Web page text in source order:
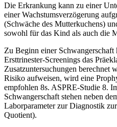
Die Erkrankung kann zu einer
einer Wachstumsverzögerung
(Schwäche des Mutterkuchens)
sowohl für das Kind als auch die
Zu Beginn einer Schwangerschaft
Ersttrinester-Screenings das
Zusatzuntersuchungen berechnet
Risiko aufweisen, wird eine
empfohlen 8s. ASPRE-Studie 8.
Schwangerschaft stehen neben
Laborparameter zur Diagnostik
Quotient).